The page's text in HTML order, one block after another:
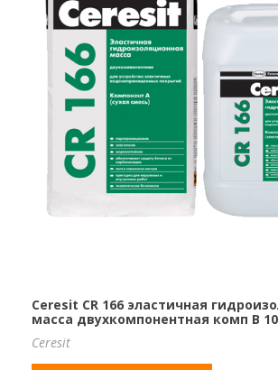
Ceresit CR 166 эластичная
масса двухкомпонентная комп B
Ceresit